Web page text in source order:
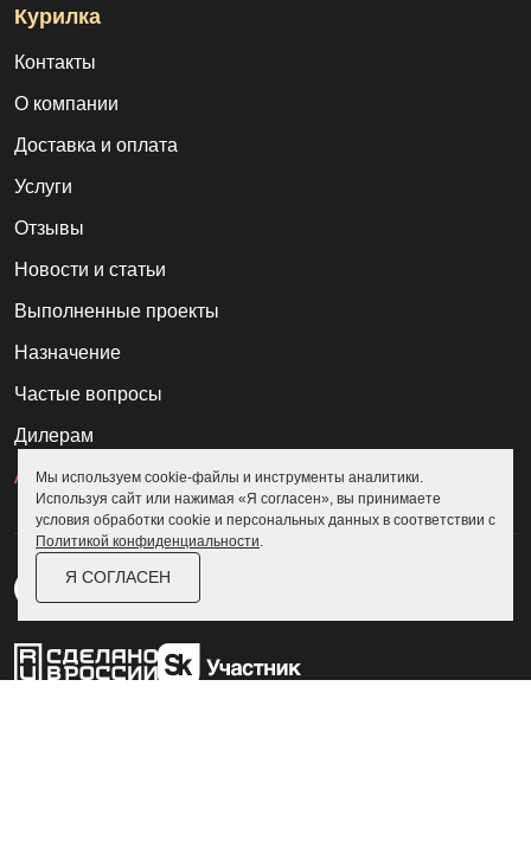
Курилка
Контакты
О компании
Доставка и оплата
Услуги
Отзывы
Новости и статьи
Выполненные проекты
Назначение
Частые вопросы
Дилерам
Акции
Мы используем cookie-файлы и инструменты аналитики.
Используя сайт или нажимая «Я согласен», вы принимаете
условия обработки cookie и персональных данных в соответствии с
Политикой конфиденциальности.
Я СОГЛАСЕН